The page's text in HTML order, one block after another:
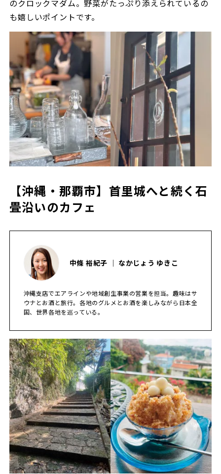
のクロックマダム。野菜がたっぷり添えられているの
も嬉しいポイントです。
【沖縄・那覇市】首里城へと続く石
畳沿いのカフェ
中條 裕紀子 ｜ なかじょう ゆきこ
沖縄支店でエアラインや地域創生事業の営業を担当。趣味はサ
ウナとお酒と旅行。各地のグルメとお酒を楽しみながら日本全
国、世界各地を巡っている。